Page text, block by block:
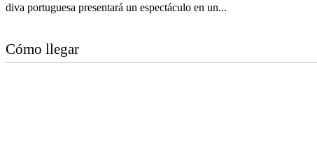
diva portuguesa presentará un espectáculo en un...
Cómo llegar